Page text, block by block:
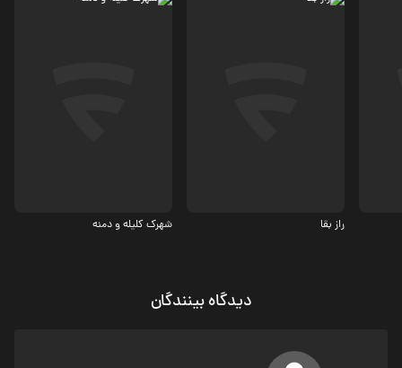
راز بقا شهرک کلیله و دمنه
دیدگاه بینندگان